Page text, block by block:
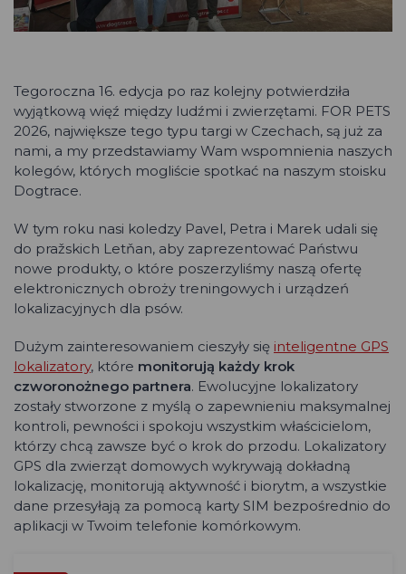
Tegoroczna 16. edycja po raz kolejny potwierdziła
wyjątkową więź między ludźmi i zwierzętami. FOR PETS
2026, największe tego typu targi w Czechach, są już za
nami, a my przedstawiamy Wam wspomnienia naszych
kolegów, których mogliście spotkać na naszym stoisku
Dogtrace.
W tym roku nasi koledzy Pavel, Petra i Marek udali się
do pražskich Letňan, aby zaprezentować Państwu
nowe produkty, o które poszerzyliśmy naszą ofertę
elektronicznych obroży treningowych i urządzeń
lokalizacyjnych dla psów.
Dużym zainteresowaniem cieszyły się inteligentne GPS
lokalizatory, które monitorują każdy krok
czworonożnego partnera. Ewolucyjne lokalizatory
zostały stworzone z myślą o zapewnieniu maksymalnej
kontroli, pewności i spokoju wszystkim właścicielom,
którzy chcą zawsze być o krok do przodu. Lokalizatory
GPS dla zwierząt domowych wykrywają dokładną
lokalizację, monitorują aktywność i biorytm, a wszystkie
dane przesyłają za pomocą karty SIM bezpośrednio do
aplikacji w Twoim telefonie komórkowym.